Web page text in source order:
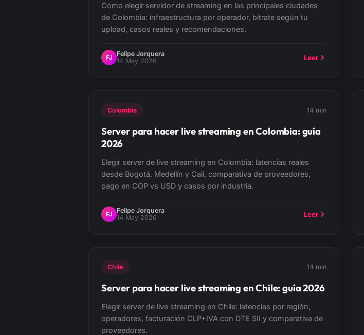
Cómo elegir servidor de streaming en las principales ciudades
de Colombia: infraestructura por operador, bitrate según tu
upload, casos reales y recomendaciones.
FJ
Felipe Jorquera
14 May 2026
Leer
Colombia 14 min
Server para hacer live streaming en Colombia: guía
2026
Elegir server de live streaming en Colombia: latencias reales
desde Bogotá, Medellín y Cali, comparativa de proveedores,
pago en COP vs USD y casos por industria.
FJ
Felipe Jorquera
14 May 2026
Leer
Chile 14 min
Server para hacer live streaming en Chile: guía 2026
Elegir server de live streaming en Chile: latencias por región,
operadores, facturación CLP+IVA con DTE SII y comparativa de
proveedores.